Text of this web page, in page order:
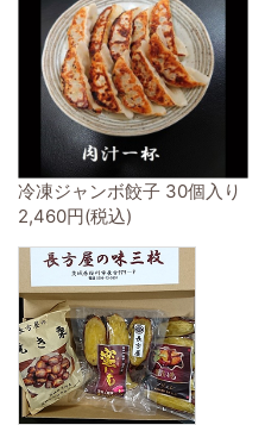
冷凍ジャンボ餃子 30個入り
2,460円(税込)